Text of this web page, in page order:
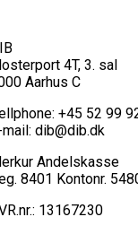
4T, 3. sal
Aarhus C
+45 52 99
mail: dib@dib.dk
Andelskasse
8401 Kontonr.
13167230